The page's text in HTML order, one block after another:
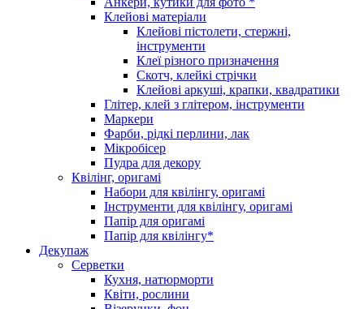
Клейові матеріали
Клейові пістолети, стержні,
інструменти
Клеї різного призначення
Скотч, клейкі стрічки
Клейові аркуші, крапки, квадратики
Глітер, клей з глітером, інструменти
Маркери
Фарби, рідкі перлини, лак
Мікробісер
Пудра для декору
Квілінг, оригамі
Набори для квілінгу, оригамі
Інструменти для квілінгу, оригамі
Папір для оригамі
Папір для квілінгу*
Декупаж
Серветки
Кухня, натюрморти
Квіти, рослини